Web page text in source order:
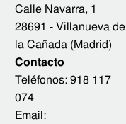
Calle Navarra, 1
28691 - Villanueva de
la Cañada (Madrid)
Contacto
Teléfonos:918 117
074
Email: